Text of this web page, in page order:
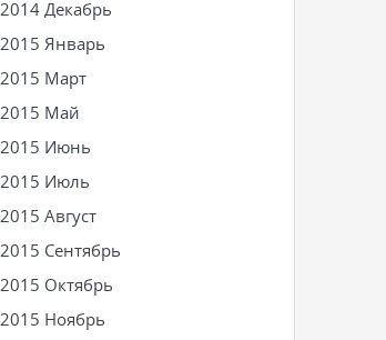
2014 Декабрь
2015 Январь
2015 Март
2015 Май
2015 Июнь
2015 Июль
2015 Август
2015 Сентябрь
2015 Октябрь
2015 Ноябрь